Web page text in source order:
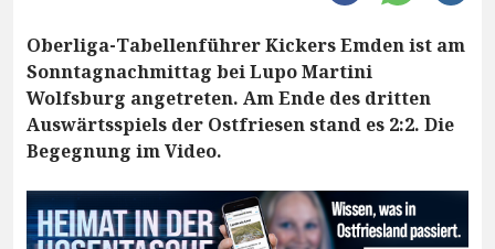
Oberliga-Tabellenführer Kickers Emden ist am
Sonntagnachmittag bei Lupo Martini
Wolfsburg angetreten. Am Ende des dritten
Auswärtsspiels der Ostfriesen stand es 2:2. Die
Begegnung im Video.